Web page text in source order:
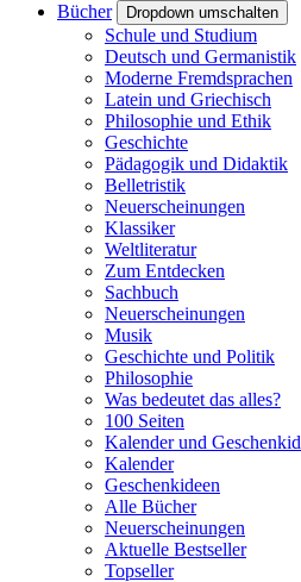
Bücher
Dropdown umschalten
Schule und Studium
Deutsch und Germanistik
Moderne Fremdsprachen
Latein und Griechisch
Philosophie und Ethik
Geschichte
Pädagogik und Didaktik
Belletristik
Neuerscheinungen
Klassiker
Weltliteratur
Zum Entdecken
Sachbuch
Neuerscheinungen
Musik
Geschichte und Politik
Philosophie
Was bedeutet das alles?
100 Seiten
Kalender und
Kalender
Geschenkideen
Alle Bücher
Neuerscheinungen
Aktuelle Bestseller
Topseller